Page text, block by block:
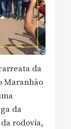
da
Maranhão
da
rodovia,